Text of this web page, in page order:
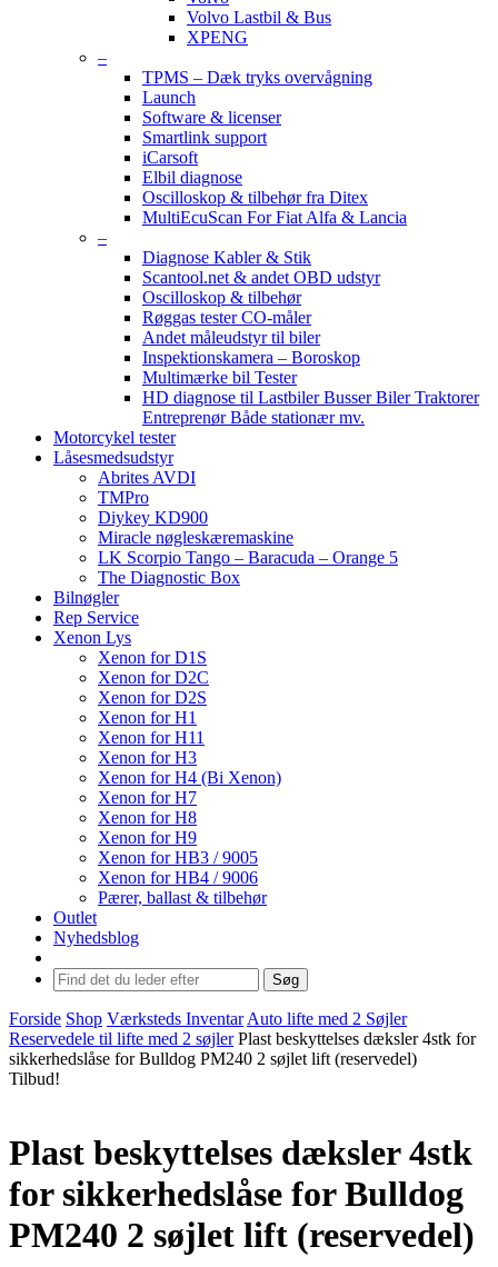
Volvo Lastbil & Bus
XPENG
–
TPMS – Dæk tryks overvågning
Launch
Software & licenser
Smartlink support
iCarsoft
Elbil diagnose
Oscilloskop & tilbehør fra Ditex
MultiEcuScan For Fiat Alfa & Lancia
–
Diagnose Kabler & Stik
Scantool.net & andet OBD udstyr
Oscilloskop & tilbehør
Røggas tester CO-måler
Andet måleudstyr til biler
Inspektionskamera – Boroskop
Multimærke bil Tester
HD diagnose til Lastbiler Busser Biler Traktorer
Entreprenør Både stationær mv.
Motorcykel tester
Låsesmedsudstyr
Abrites AVDI
TMPro
Diykey KD900
Miracle nøgleskæremaskine
LK Scorpio Tango – Baracuda – Orange 5
The Diagnostic Box
Bilnøgler
Rep Service
Xenon Lys
Xenon for D1S
Xenon for D2C
Xenon for D2S
Xenon for H1
Xenon for H11
Xenon for H3
Xenon for H4 (Bi Xenon)
Xenon for H7
Xenon for H8
Xenon for H9
Xenon for HB3 / 9005
Xenon for HB4 / 9006
Pærer, ballast & tilbehør
Outlet
Nyhedsblog
Søg
Forside Shop Værksteds Inventar Auto lifte med 2 Søjler
Reservedele til lifte med 2 søjler Plast beskyttelses dæksler 4stk for
sikkerhedslåse for Bulldog PM240 2 søjlet lift (reservedel)
Tilbud!
Plast beskyttelses dæksler 4stk
for sikkerhedslåse for Bulldog
PM240 2 søjlet lift (reservedel)